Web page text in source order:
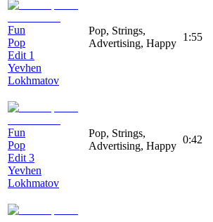
Fun
Pop
Edit 1
Yevhen
Lokhmatov
Pop, Strings,
Advertising, Happy
1:55
Fun
Pop
Edit 3
Yevhen
Lokhmatov
Pop, Strings,
Advertising, Happy
0:42